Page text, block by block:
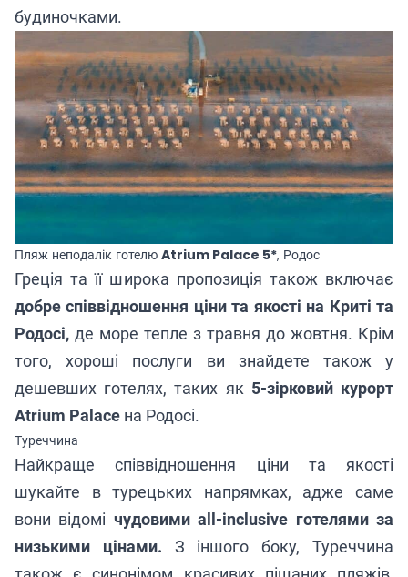
будиночками.
Пляж неподалік готелю Atrium Palace 5*, Родос
Греція та її широка пропозиція також включає
добре співвідношення ціни та якості на Криті та
Родосі, де море тепле з травня до жовтня. Крім
того, хороші послуги ви знайдете також у
дешевших готелях, таких як 5-зірковий курорт
Atrium Palace на Родосі.
Туреччина
Найкраще співвідношення ціни та якості
шукайте в турецьких напрямках, адже саме
вони відомі чудовими all-inclusive готелями за
низькими цінами. З іншого боку, Туреччина